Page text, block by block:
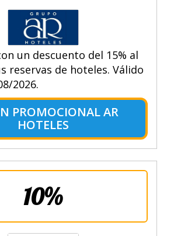
un descuento del 15% al
reservas de hoteles. Válido
2026.
PROMOCIONAL AR
HOTELES
10%